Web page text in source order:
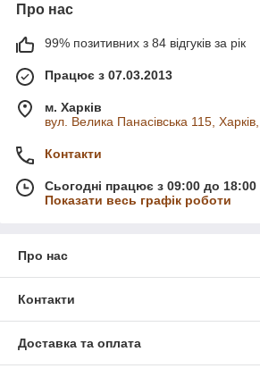
Про нас
99% позитивних з 84 відгуків за рік
Працює з 07.03.2013
м. Харків
вул. Велика Панасівська 115,
Контакти
Сьогодні працює з 09:00 до 18:00
Показати весь графік роботи
Про нас
Контакти
Доставка та оплата